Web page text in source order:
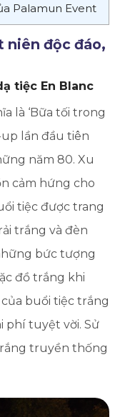
Palamun Event
niên độc đáo,
tiệc En Blanc
là ‘Bữa tối trong
up lần đầu tiên
năm 80. Xu
cảm hứng cho
tiệc được trang
trắng và đèn
bức tượng
đồ trắng khi
buổi tiệc trắng
phí tuyệt vời. Sử
truyền thống